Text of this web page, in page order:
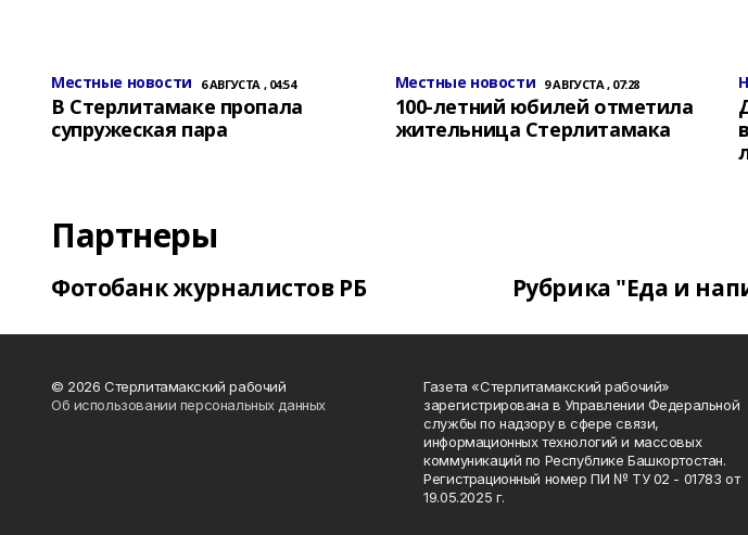
Местные новости 6 АВГУСТА , 04:54
В Стерлитамаке пропала
супружеская пара
Местные новости 9 АВГУСТА , 07:28
100-летний юбилей отметила
жительница Стерлитамака
Партнеры
Фотобанк журналистов РБ Рубрика "Еда и
© 2026 Стерлитамакский рабочий
Об использовании персональных данных
Газета «Стерлитамакский рабочий»
зарегистрирована в Управлении Федеральной
службы по надзору в сфере связи,
информационных технологий и массовых
коммуникаций по Республике Башкортостан.
Регистрационный номер ПИ № ТУ 02 - 01783 от
19.05.2025 г.